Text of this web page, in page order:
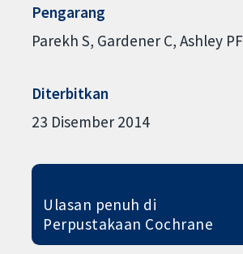
Pengarang
Parekh S Gardener C Ashley PF
Diterbitkan
23 Disember 2014
Ulasan penuh di
Perpustakaan Cochrane